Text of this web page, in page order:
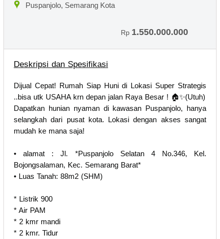
Puspanjolo, Semarang Kota
Rp 1.550.000.000
Deskripsi dan Spesifikasi
Dijual Cepat! Rumah Siap Huni di Lokasi Super Strategis
..bisa utk USAHA krn depan jalan Raya Besar ! 🏠✨(Utuh)
Dapatkan hunian nyaman di kawasan Puspanjolo, hanya
selangkah dari pusat kota. Lokasi dengan akses sangat
mudah ke mana saja!
• alamat : Jl. *Puspanjolo Selatan 4 No.346, Kel.
Bojongsalaman, Kec. Semarang Barat*
• Luas Tanah: 88m2 (SHM)
* Listrik 900
* Air PAM
* 2 kmr mandi
* 2 kmr. Tidur